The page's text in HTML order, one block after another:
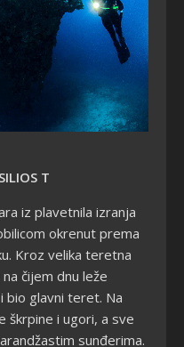
T
iz plavetnila izranja
okrenut prema
Kroz velika teretna
čijem dnu leže
bio glavni teret. Na
škrpine i ugori, a sve
sunđerima.